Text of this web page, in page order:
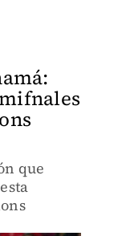
que